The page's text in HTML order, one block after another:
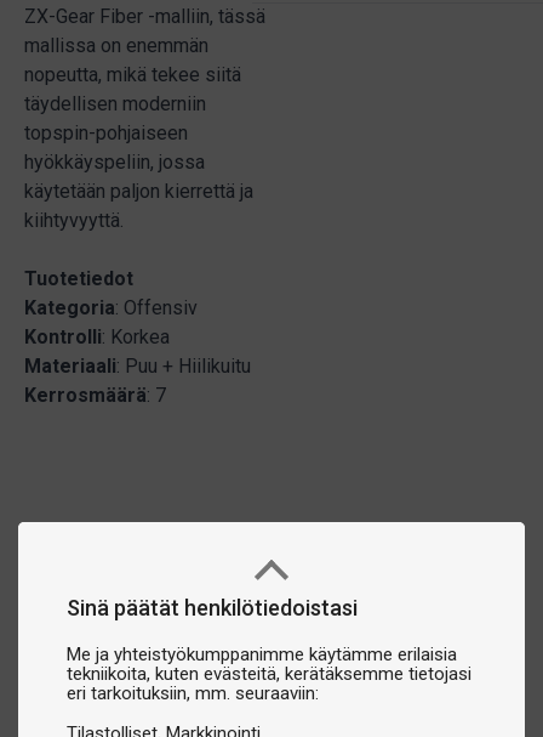
Sinä päätät henkilötiedoistasi
Me ja yhteistyökumppanimme käytämme erilaisia
tekniikoita, kuten evästeitä, kerätäksemme tietojasi
eri tarkoituksiin, mm. seuraaviin:
ZX-Gear Fiber -malliin, tässä
mallissa on enemmän
nopeutta, mikä tekee siitä
täydellisen moderniin
topspin-pohjaiseen
hyökkäyspeliin, jossa
käytetään paljon kierrettä ja
kiihtyvyyttä.
Tuotetiedot
Kategoria: Offensiv
Kontrolli: Korkea
Materiaali: Puu + Hiilikuitu
Kerrosmäärä: 7